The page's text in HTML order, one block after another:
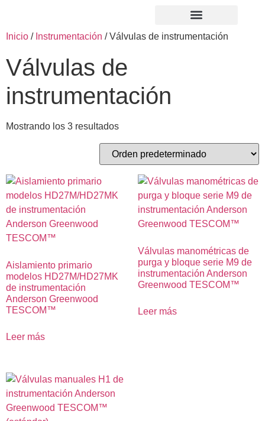
Inicio / Instrumentación / Válvulas de instrumentación
Válvulas de
instrumentación
Mostrando los 3 resultados
Aislamiento primario
modelos HD27M/HD27MK
de instrumentación
Anderson Greenwood
TESCOM™
Leer más
Válvulas manométricas de
purga y bloque serie M9 de
instrumentación Anderson
Greenwood TESCOM™
Leer más